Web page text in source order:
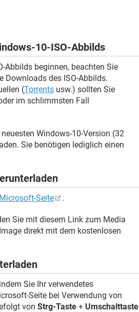
10-ISO-Abbilds
Abbilds beginnen, beachten Sie
Downloads des ISO-Abbilds.
(Torrents usw.) sollten Sie
im schlimmsten Fall
neuesten Windows-10-Version (32
Sie benötigen lediglich einen
Microsoft-Seite .
Sie mit diesem Link zum Media
direkt mit dem kostenlosen
Sie Ihr verwendetes
Seite bei Verwendung von
von Strg-Taste + Umschalttaste